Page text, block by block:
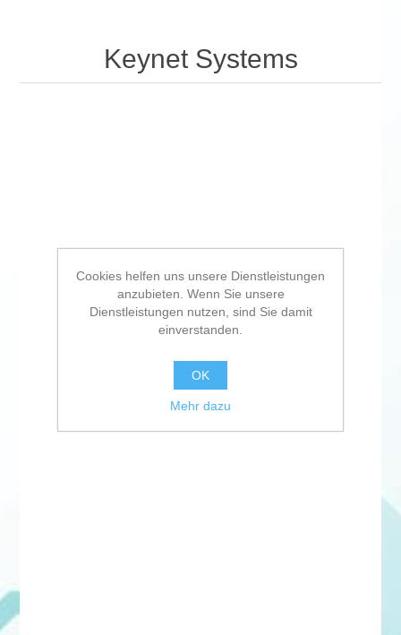
Keynet Systems
Cookies helfen uns unsere Dienstleistungen
anzubieten. Wenn Sie unsere
Dienstleistungen nutzen, sind Sie damit
einverstanden.
OK
Mehr dazu